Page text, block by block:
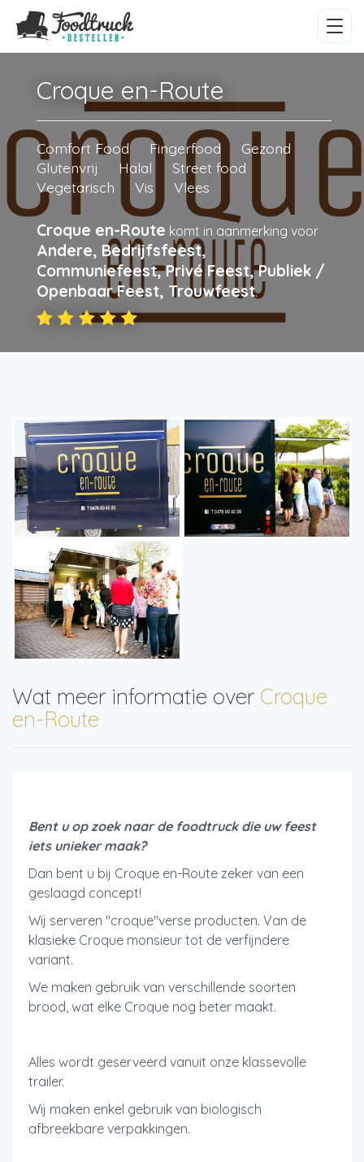
Croque en-Route
Comfort Food Fingerfood
Gezond
Glutenvrij
Halal
Street food
Vegetarisch
Vis Vlees
Croque en-Route komt in aanmerking voor
Andere, Bedrijfsfeest,
Communiefeest, Privé Feest, Publiek /
Openbaar Feest, Trouwfeest.
Wat meer informatie over Croque
en-Route
Bent u op zoek naar de foodtruck die uw feest
iets unieker maak?
Dan bent u bij Croque en-Route zeker van een
geslaagd concept!
Wij serveren "croque"verse producten. Van de
klasieke Croque monsieur tot de verfijndere
variant.
We maken gebruik van verschillende soorten
brood, wat elke Croque nog beter maakt.
Alles wordt geserveerd vanuit onze klassevolle
trailer.
Wij maken enkel gebruik van biologisch
afbreekbare verpakkingen.